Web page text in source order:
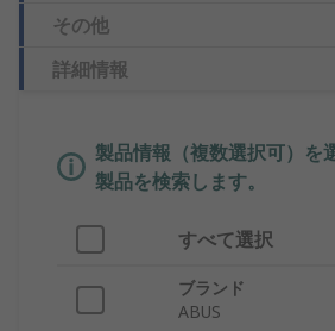
その他
詳細情報
製品情報（複数選択可）を
製品を検索します。
すべて選択
ブランド
ABUS